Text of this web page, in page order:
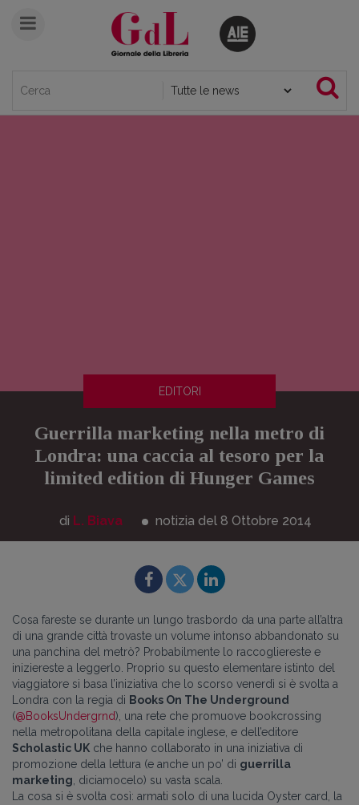
EDITORI
Guerrilla marketing nella metro di
Londra: una caccia al tesoro per la
limited edition di Hunger Games
di L. Biava notizia del 8 Ottobre 2014
Cosa fareste se durante un lungo trasbordo da una parte all’altra
di una grande città trovaste un volume intonso abbandonato su
una panchina del metrò? Probabilmente lo raccogliereste e
iniziereste a leggerlo. Proprio su questo elementare istinto del
viaggiatore si basa l’iniziativa che lo scorso venerdì si è svolta a
Londra con la regia di Books On The Underground
(@BooksUndergrnd), una rete che promuove bookcrossing
nella metropolitana della capitale inglese, e dell’editore
Scholastic UK che hanno collaborato in una iniziativa di
promozione della lettura (e anche un po’ di guerrilla
marketing , diciamocelo) su vasta scala.
La cosa si è svolta così: armati solo di una lucida Oyster card, la